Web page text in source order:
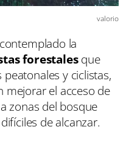
valorio
la
forestalesque
y ciclistas,
mejorar el acceso de
zonas del bosque
de alcanzar.